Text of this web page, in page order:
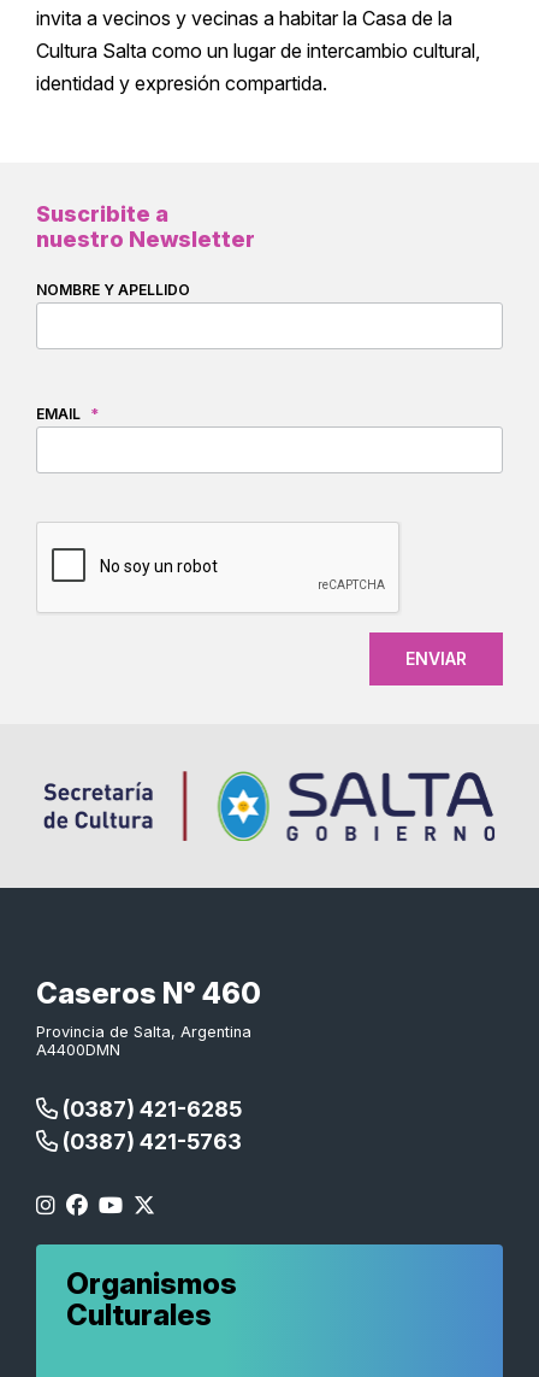
invita a vecinos y vecinas a habitar la Casa de la
Cultura Salta como un lugar de intercambio cultural,
identidad y expresión compartida.
Suscribite a
nuestro Newsletter
NOMBRE Y APELLIDO
EMAIL *
Caseros N° 460
Provincia de Salta, Argentina
A4400DMN
(0387) 421-6285
(0387) 421-5763
Organismos
Culturales